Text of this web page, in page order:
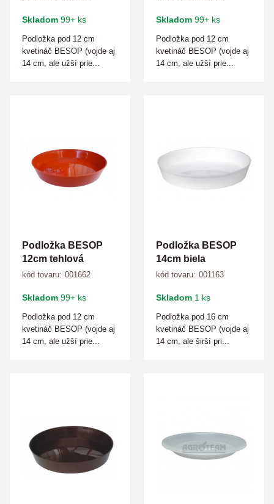
Skladom 99+ ks
Podložka pod 12 cm
kvetináč BESOP (vojde aj
14 cm, ale užší prie...
Skladom 99+ ks
Podložka pod 12 cm
kvetináč BESOP (vojde aj
14 cm, ale užší prie...
Podložka BESOP
12cm tehlová
kód tovaru: 001662
Skladom 99+ ks
Podložka pod 12 cm
kvetináč BESOP (vojde aj
14 cm, ale užší prie...
Podložka BESOP
14cm biela
kód tovaru: 001163
Skladom 1 ks
Podložka pod 16 cm
kvetináč BESOP (vojde aj
14 cm, ale širší pri...